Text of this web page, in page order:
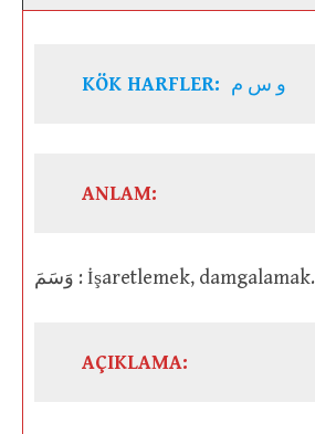
KÖK HARFLER: و س م
ANLAM:
وَسَمَ : İşaretlemek, damgalamak.
AÇIKLAMA: